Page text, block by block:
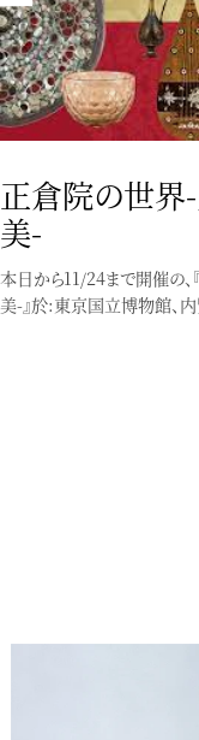
正倉院の世界
美-
本日から11/24まで開催の
美-』於:東京国立博物館、
「洛風林展-喫